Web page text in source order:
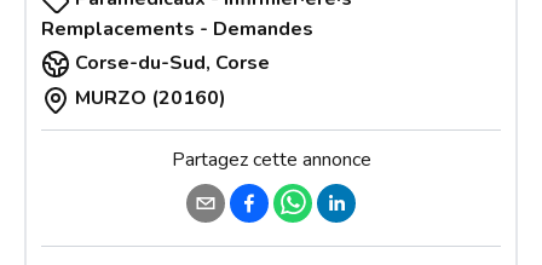
Remplacements - Demandes
Corse-du-Sud, Corse
MURZO (20160)
Partagez cette annonce